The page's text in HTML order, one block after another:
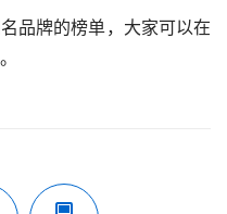
品牌的榜单，大家可以在